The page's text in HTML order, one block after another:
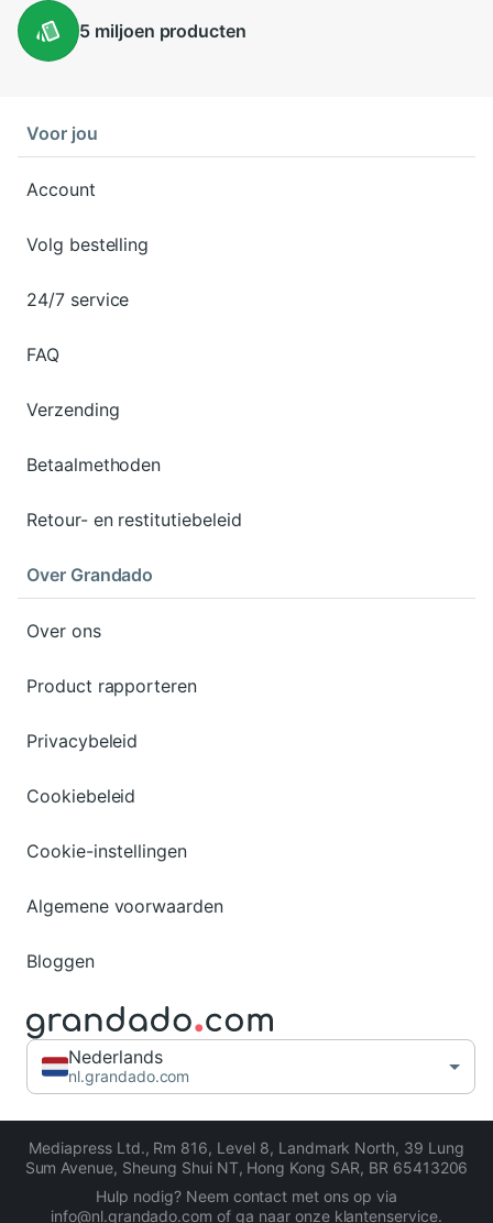
5 miljoen producten
Voor jou
Account
Volg bestelling
24/7 service
FAQ
Verzending
Betaalmethoden
Retour- en restitutiebeleid
Over Grandado
Over ons
Product rapporteren
Privacybeleid
Cookiebeleid
Cookie-instellingen
Algemene voorwaarden
Bloggen
Nederlands
nl.grandado.com
Mediapress Ltd., Rm 816, Level 8, Landmark North, 39 Lung
Sum Avenue, Sheung Shui NT, Hong Kong SAR, BR 65413206
Hulp nodig? Neem contact met ons op via
info@nl.grandado.com of ga naar onze klantenservice.